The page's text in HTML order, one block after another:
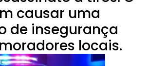
causar uma
de insegurança
locais.